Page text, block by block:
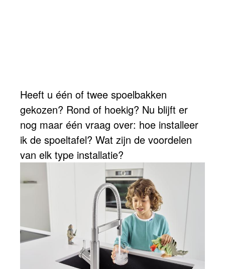
Heeft u één of twee spoelbakken
gekozen? Rond of hoekig? Nu blijft er
nog maar één vraag over: hoe installeer
ik de spoeltafel? Wat zijn de voordelen
van elk type installatie?